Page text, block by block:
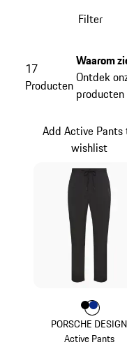
Filter
17
Producten
Waarom
Ontdek
producten
PORSCHE DESIGN
Active Pants
Add Active Pants
wishlist
Kleur
KleurKleur